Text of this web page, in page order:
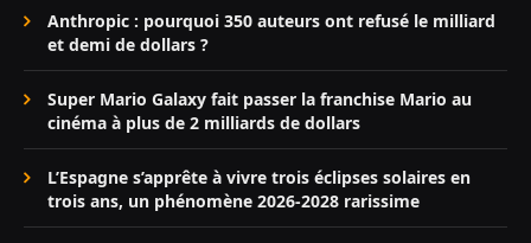
Anthropic : pourquoi 350 auteurs ont refusé le milliard
et demi de dollars ?
Super Mario Galaxy fait passer la franchise Mario au
cinéma à plus de 2 milliards de dollars
L’Espagne s’apprête à vivre trois éclipses solaires en
trois ans, un phénomène 2026-2028 rarissime